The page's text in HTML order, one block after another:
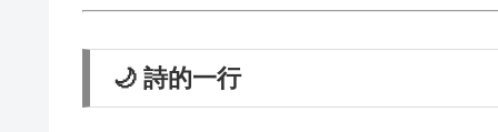
🌙 詩的一行